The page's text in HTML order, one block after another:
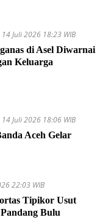
14 Juli 2026 18:23 WIB
di Asel Diwarnai
Keluarga
14 Juli 2026 18:06 WIB
Aceh Gelar
22:03 WIB
Tipikor Usut
Bulu